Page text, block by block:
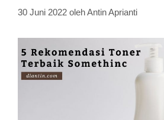
30 Juni 2022 olehAntin Aprianti